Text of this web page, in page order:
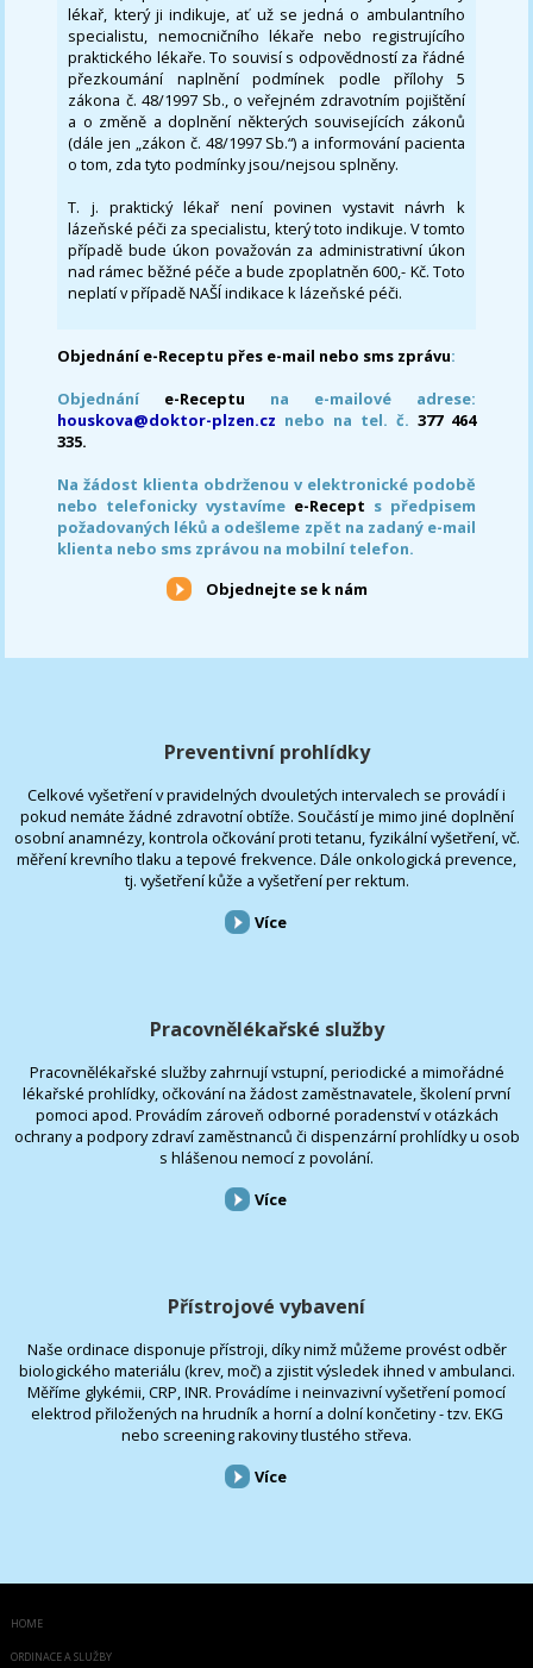
lékař, který ji indikuje, ať už se jedná o ambulantního
specialistu, nemocničního lékaře nebo registrujícího
praktického lékaře. To souvisí s odpovědností za řádné
přezkoumání naplnění podmínek podle přílohy 5
zákona č. 48/1997 Sb., o veřejném zdravotním pojištění
a o změně a doplnění některých souvisejících zákonů
(dále jen „zákon č. 48/1997 Sb.“) a informování pacienta
o tom, zda tyto podmínky jsou/nejsou splněny.
T. j. praktický lékař není povinen vystavit návrh k
lázeňské péči za specialistu, který toto indikuje. V tomto
případě bude úkon považován za administrativní úkon
nad rámec běžné péče a bude zpoplatněn 600,- Kč. Toto
neplatí v případě NAŠÍ indikace k lázeňské péči.
Objednání e-Receptu přes e-mail nebo sms zprávu:
Objednání e-Receptu na e-mailové adrese:
houskova@doktor-plzen.cz nebo na tel. č. 377 464
335.
Na žádost klienta obdrženou v elektronické podobě
nebo telefonicky vystavíme e-Recept s předpisem
požadovaných léků a odešleme zpět na zadaný e-mail
klienta nebo sms zprávou na mobilní telefon.
Objednejte se k nám
Preventivní prohlídky
Celkové vyšetření v pravidelných dvouletých intervalech se provádí i
pokud nemáte žádné zdravotní obtíže. Součástí je mimo jiné doplnění
osobní anamnézy, kontrola očkování proti tetanu, fyzikální vyšetření, vč.
měření krevního tlaku a tepové frekvence. Dále onkologická prevence,
tj. vyšetření kůže a vyšetření per rektum.
Více
Pracovnělékařské služby
Pracovnělékařské služby zahrnují vstupní, periodické a mimořádné
lékařské prohlídky, očkování na žádost zaměstnavatele, školení první
pomoci apod. Provádím zároveň odborné poradenství v otázkách
ochrany a podpory zdraví zaměstnanců či dispenzární prohlídky u osob
s hlášenou nemocí z povolání.
Více
Přístrojové vybavení
Naše ordinace disponuje přístroji, díky nimž můžeme provést odběr
biologického materiálu (krev, moč) a zjistit výsledek ihned v ambulanci.
Měříme glykémii, CRP, INR. Provádíme i neinvazivní vyšetření pomocí
elektrod přiložených na hrudník a horní a dolní končetiny - tzv. EKG
nebo screening rakoviny tlustého střeva.
Více
HOME
ORDINACE A SLUŽBY